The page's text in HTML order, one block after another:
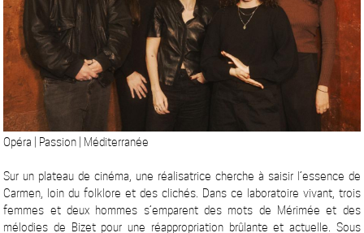
Opéra | Passion | Méditerranée
Sur un plateau de cinéma, une réalisatrice cherche à saisir l’essence de
Carmen, loin du folklore et des clichés. Dans ce laboratoire vivant, trois
femmes et deux hommes s’emparent des mots de Mérimée et des
mélodies de Bizet pour une réappropriation brûlante et actuelle. Sous